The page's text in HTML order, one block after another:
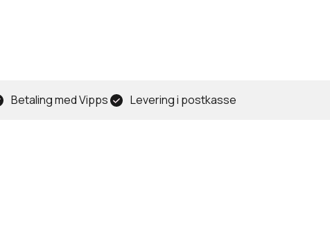
Betaling med Vipps Levering i postkasse